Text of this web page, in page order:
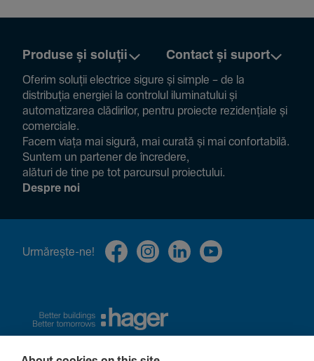
Produse și soluții Contact și suport
Oferim soluții electrice sigure și simple – de la
distribuția energiei la controlul ilumi­na­tului și
auto­ma­ti­zarea clădi­rilor, pentru proiecte rezi­den­țiale și
comer­ciale.
Facem viața mai sigură, mai curată și mai confor­ta­bilă.
Suntem un partener de încre­dere,
alături de tine pe tot parcursul proiec­tului.
Despre noi
Urmă­rește-ne!